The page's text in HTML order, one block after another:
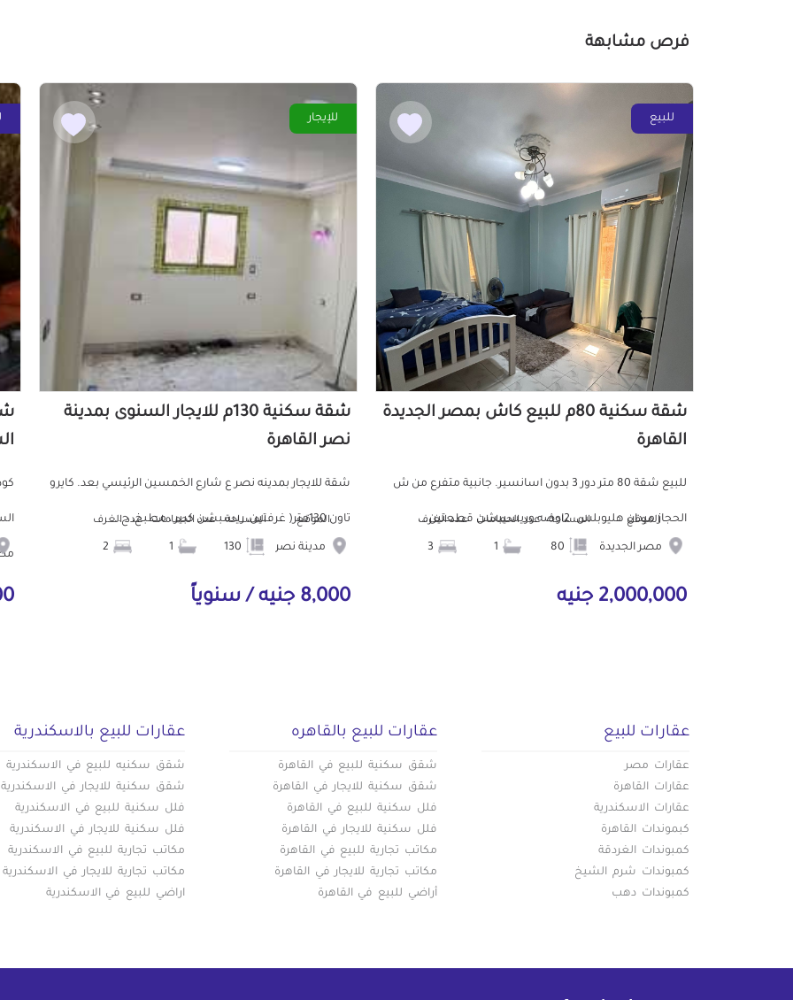
فرص مشابهة
للبيع
شقة سكنية 80م للبيع كاش بمصر الجديدة
القاهرة
للبيع شقة 80 متر دور 3 بدون اسانسير. جانبية متفرع من ش
الحجاز ميدان هليوبلس. 2اوضه وريسيبشن قطعتين...
الموقع
مصر الجديدة
المساحة عدد الحمامات عدد الغرف
2,000,000 جنيه
للإيجار
شقة سكنية 130م للايجار السنوى بمدينة
نصر القاهرة
شقة للايجار بمدينه نصر ع شارع الخمسين الرئيسي بعد. كايرو
تاون 130متر( غرفتين، ريسبشن كبير ، مطبخ، ح...الموقع
مدينة نصر
المساحة عدد الحمامات عدد الغرف
8,000 جنيه / سنوياً
عقارات للبيع
عقارات مصر
عقارات القاهرة
عقارات الاسكندرية
كبموندات القاهرة
كمبوندات الغردقة
كمبوندات شرم الشيخ
كمبوندات دهب
عقارات للبيع بالقاهره
شقق سكنية للبيع في القاهرة
شقق سكنية للايجار في القاهرة
فلل سكنية للبيع في القاهرة
فلل سكنية للايجار في القاهرة
مكاتب تجارية للبيع في القاهرة
مكاتب تجارية للايجار في القاهرة
أراضي للبيع في القاهرة
عقارات للبيع بالاسكندرية
شقق سكنيه للبيع في الاسكندرية
شقق سكنية للايجار في الاسكندرية
فلل سكنية للبيع في الاسكندرية
فلل سكنية للايجار في الاسكندرية
مكاتب تجارية للبيع في الاسكندرية
مكاتب تجارية للايجار في الاسكندرية
اراضي للبيع في الاسكندرية